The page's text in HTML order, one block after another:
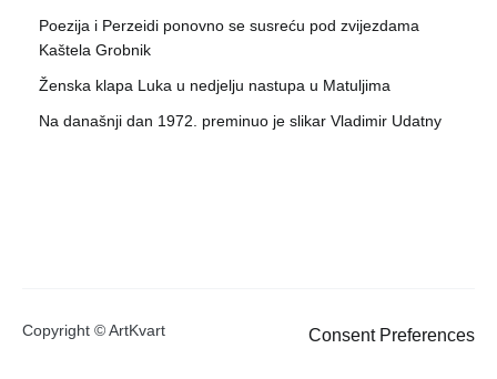
Poezija i Perzeidi ponovno se susreću pod zvijezdama
Kaštela Grobnik
Ženska klapa Luka u nedjelju nastupa u Matuljima
Na današnji dan 1972. preminuo je slikar Vladimir Udatny
Copyright © ArtKvart Consent Preferences